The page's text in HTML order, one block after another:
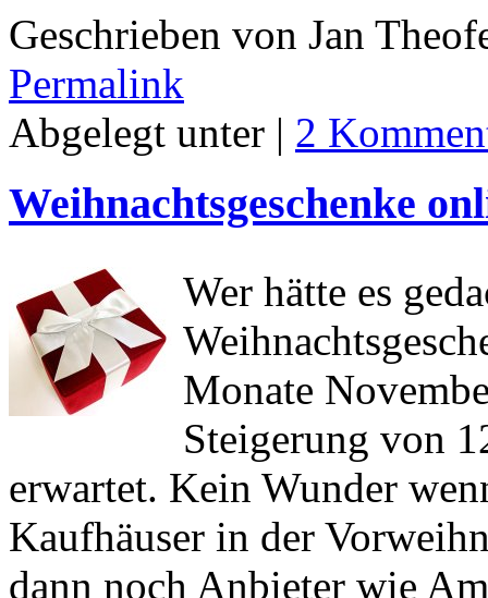
Geschrieben von Jan
Permalink
Abgelegt unter | 2
Weihnachtsgeschenke
Wer hätte es
Monate
Steigerung von
erwartet. Kein Wunder
Kaufhäuser in der
dann noch Anbieter wie